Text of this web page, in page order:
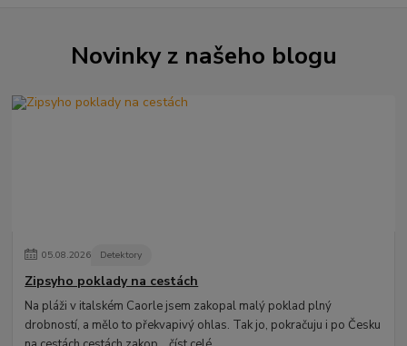
Novinky z našeho blogu
05.08.2026 Detektory
Zipsyho poklady na cestách
Na pláži v italském Caorle jsem zakopal malý poklad plný
drobností, a mělo to překvapivý ohlas. Tak jo, pokračuju i po Česku